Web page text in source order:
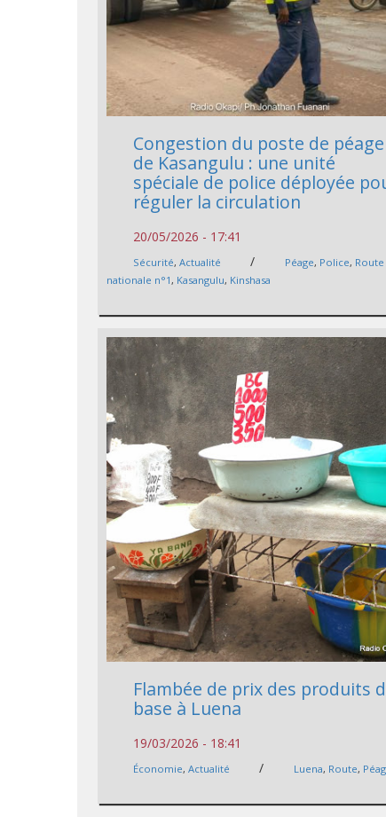
Congestion du poste de péage
de Kasangulu : une unité
spéciale de police déployée
réguler la circulation
20/05/2026 - 17:41
Sécurité,Actualité / Péage, Police, Route
nationale n°1, Kasangulu, Kinshasa
Flambée de prix des produits
base à Luena
19/03/2026 - 18:41
Économie,Actualité / Luena, Route,